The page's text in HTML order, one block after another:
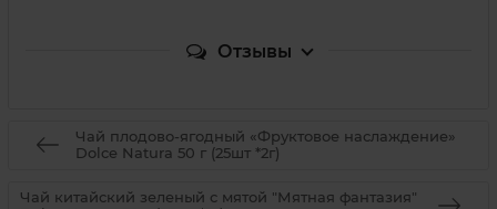
Отзывы
Чай плодово-ягодный «Фруктовое наслаждение»
Dolce Natura 50 г (25шт *2г)
Чай китайский зеленый с мятой "Мятная фантазия"